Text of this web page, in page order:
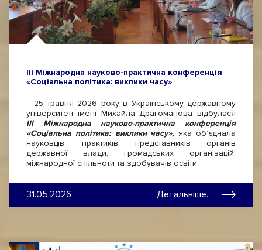
ІІІ Міжнародна науково-практична конференція
«Соціальна політика: виклики часу»
25 травня 2026 року в Українському державному
університеті імені Михайла Драгоманова відбулася
ІІІ Міжнародна науково-практична конференція
«Соціальна політика: виклики часу», яка об’єднала
науковців, практиків, представників органів
державної влади, громадських організацій,
міжнародної спільноти та здобувачів освіти.
31.05.2026 Детальніше...